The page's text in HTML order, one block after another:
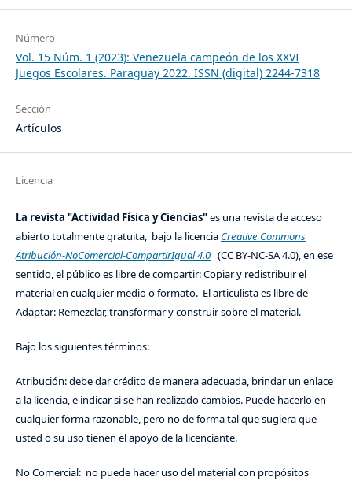
Número
Vol. 15 Núm. 1 (2023): Venezuela campeón de los XXVI
Juegos Escolares. Paraguay 2022. ISSN (digital) 2244-7318
Sección
Artículos
Licencia
La revista "Actividad Física y Ciencias"es una revista de acceso
abierto totalmente gratuita, bajo la licencia Creative Commons
Atribución-NoComercial-CompartirIgual 4.0(CC BY-NC-SA 4.0), en ese
sentido, el público es libre de compartir: Copiar y redistribuir el
material en cualquier medio o formato. El articulista es libre de
Adaptar: Remezclar, transformar y construir sobre el material.
Bajo los siguientes términos:
Atribución: debe dar crédito de manera adecuada, brindar un enlace
a la licencia, e indicar si se han realizado cambios. Puede hacerlo en
cualquier forma razonable, pero no de forma tal que sugiera que
usted o su uso tienen el apoyo de la licenciante.
No Comercial: no puede hacer uso del material con propósitos